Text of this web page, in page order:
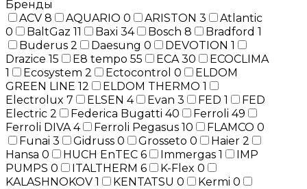
Бренды
ACV 8 AQUARIO 0 ARISTON 3
Atlantic
0
BaltGaz 11 Baxi 34 Bosch 8 Bradford 1
Buderus 2 Daesung 0 DEVOTION 1
Drazice 15 E8 tempo 55 ECA 30
ECOCLIMA
1
Ecosystem 2 Ectocontrol 0
ELDOM
GREEN LINE 12 ELDOM THERMO 1
Electrolux 7 ELSEN 4 Evan 3 FED 1
FED
Electric 2 Federica Bugatti 40 Ferroli 49
Ferroli DIVA 4 Ferroli Pegasus 10 FLAMCO 0
Funai 3 Gidruss 0 Grosseto 0 Haier 2
Hansa 0 HUCH EnTEC 6 Immergas 1
IMP
PUMPS 0 ITALTHERM 6 K-Flex 0
KALASHNOKOV 1 KENTATSU 0 Kermi 0